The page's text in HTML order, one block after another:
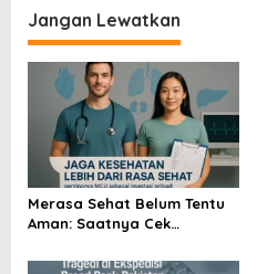
i
g
o
s
Jangan Lewatkan
Merasa Sehat Belum Tentu
Aman: Saatnya Cek